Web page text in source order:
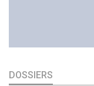
DOSSIERS